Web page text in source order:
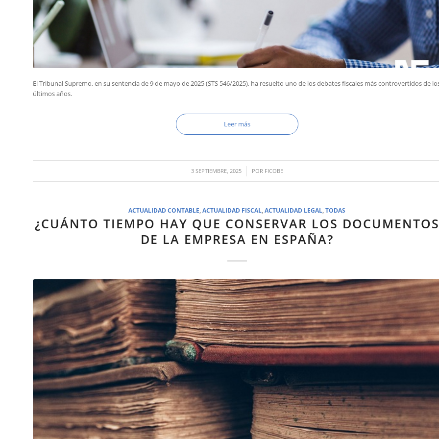
El Tribunal Supremo, en su sentencia de 9 de mayo de 2025 (STS 546/2025), ha resuelto uno de los debates fiscales más controvertidos de
últimos años.
Leer más
3 SEPTIEMBRE, 2025
/ POR FICOBE
ACTUALIDAD CONTABLE ,ACTUALIDAD FISCAL ,ACTUALIDAD LEGAL ,TODAS
¿CUÁNTO TIEMPO HAY QUE CONSERVAR LOS DOCUMENTOS
DE LA EMPRESA EN ESPAÑA?